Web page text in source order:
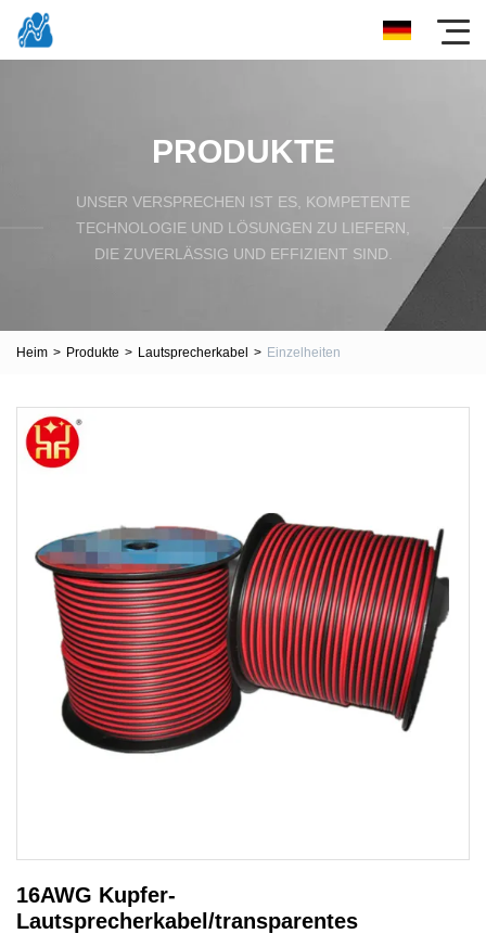
PRODUKTE
UNSER VERSPRECHEN IST ES, KOMPETENTE
TECHNOLOGIE UND LÖSUNGEN ZU LIEFERN,
DIE ZUVERLÄSSIG UND EFFIZIENT SIND.
Heim > Produkte > Lautsprecherkabel > Einzelheiten
16AWG Kupfer-
Lautsprecherkabel/transparentes